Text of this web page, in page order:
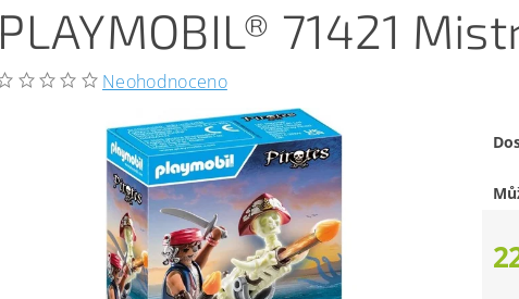
PLAYMOBIL® 71421
Neohodnoceno